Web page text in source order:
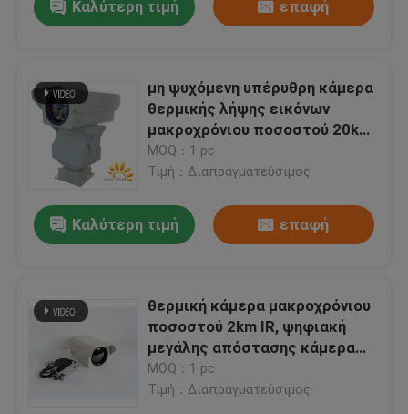
Καλύτερη τιμή επαφή
μη ψυχόμενη υπέρυθρη κάμερα
θερμικής λήψης εικόνων
μακροχρόνιου ποσοστού 20km
με την επιτήρηση PTZ
MOQ：1 pc
Τιμή：Διαπραγματεύσιμος
Καλύτερη τιμή επαφή
θερμική κάμερα μακροχρόνιου
ποσοστού 2km IR, ψηφιακή
μεγάλης απόστασης κάμερα
CCTV
MOQ：1 pc
Τιμή：Διαπραγματεύσιμος